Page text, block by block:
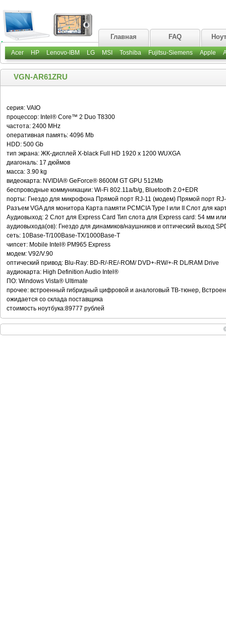
Главная FAQ
Acer HP Lenovo-IBM LG MSI Toshiba Fujitsu-Siemens Apple
VGN-AR61ZRU
серия: VAIO
процессор: Intel® Core™ 2 Duo T8300
частота: 2400 MHz
оперативная память: 4096 Mb
HDD: 500 Gb
тип экрана: ЖК-дисплей X-black Full HD 1920 x 1200 WUXGA
диагональ: 17 дюймов
масса: 3.90 kg
видеокарта: NVIDIA® GeForce® 8600M GT GPU 512Mb
беспроводные коммуникации: Wi-Fi 802.11a/b/g, Bluetooth 2.0+EDR
порты: Гнездо для микрофона Прямой порт RJ-11 (модем) Прямой порт
Разъем VGA для монитора Карта памяти PCMCIA Type I или II Слот для
Аудиовыход: 2 Слот для Express Card Тип слота для Express card: 54 мм
аудиовыхода(ов): Гнездо для динамиков/наушников и оптический выход
сеть: 10Base-T/100Base-TX/1000Base-T
чипсет: Mobile Intel® PM965 Express
модем: V92/V.90
оптический привод: Blu-Ray: BD-R/-RE/-ROM/ DVD+-RW/+-R DL/RAM Drive
аудиокарта: High Definition Audio Intel®
ПО: Windows Vista® Ultimate
прочее: встроенный гибридный цифровой и аналоговый ТВ-тюнер,
ожидается со склада поставщика
стоимость ноутбука:89777 рублей